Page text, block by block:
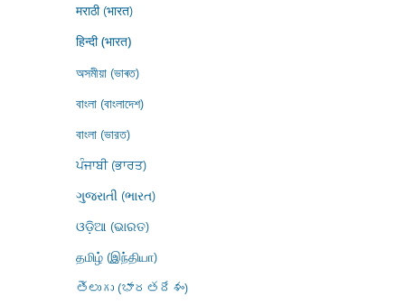
मराठी (भारत)
हिन्दी (भारत)
অসমীয়া (ভাৰত)
বাংলা (বাংলাদেশ)
বাংলা (ভারত)
ਪੰਜਾਬੀ (ਭਾਰਤ)
ગુજરાતી (ભારત)
ଓଡ଼ିଆ (ଭାରତ)
தமிழ் (இந்தியா)
తెలుగు (భారతదేశం)